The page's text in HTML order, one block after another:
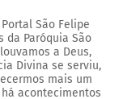
São Felipe
da Paróquia São
a Deus,
Divina se serviu,
mais um
acontecimentos